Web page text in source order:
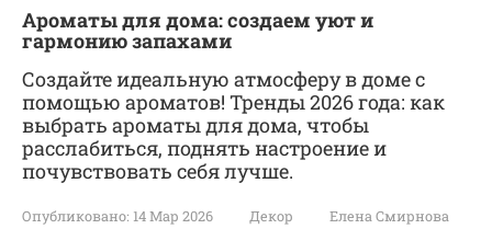
Ароматы для дома: создаем уют и
гармонию запахами
Создайте идеальную атмосферу в доме с
помощью ароматов! Тренды 2026 года: как
выбрать ароматы для дома, чтобы
расслабиться, поднять настроение и
почувствовать себя лучше.
Опубликовано: 14 Мар 2026 Декор Елена Смирнова